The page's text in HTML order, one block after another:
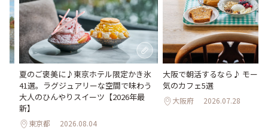
夏のご褒美に♪東京ホテル限定かき氷
41選。ラグジュアリーな空間で味わう
大人のひんやりスイーツ【2026年最
新】
東京都 2026.08.04
大阪で朝活するなら♪ モーニ
気のカフェ5選
大阪府 2026.07.28